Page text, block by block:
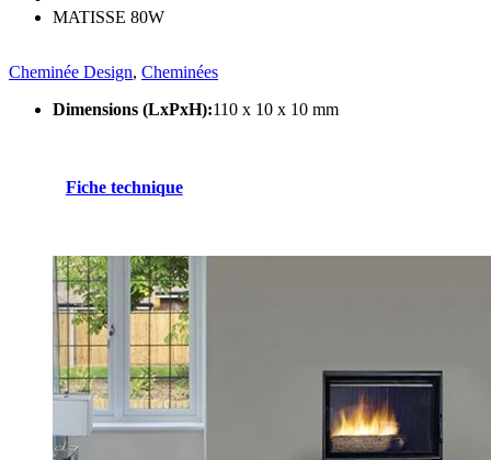
MATISSE 80W
Cheminée Design, Cheminées
Dimensions (LxPxH):110 x 10 x 10 mm
Fiche technique